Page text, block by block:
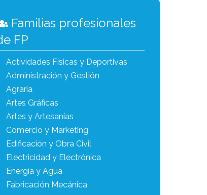
Familias profesionales
FP
Actividades Físicas y Deportivas
Administración y Gestión
Agraria
Artes Gráficas
Artes y Artesanías
Comercio y Marketing
Edificación y Obra Civil
Electricidad y Electrónica
Energía y Agua
Fabricación Mecánica